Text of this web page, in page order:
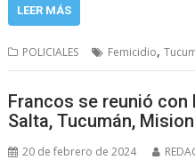
LEER MÁS
POLICIALES Femicidio,
Francos se reunió
Salta, Tucumán,
20 de febrero de 2024